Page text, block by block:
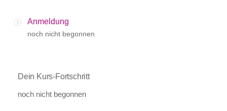
Anmeldung
noch nicht begonnen
Dein Kurs-Fortschritt
noch nicht begonnen